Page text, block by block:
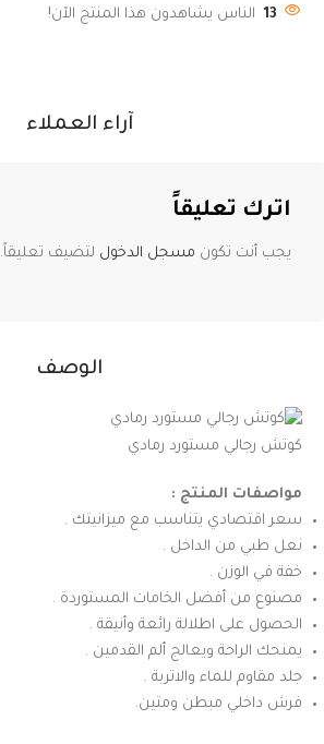
13 الناس يشاهدون هذا المنتج الآن!
الوصف
كوتش رجالي مستورد رمادي
مواصفات المنتج :
سعر اقتصادي يتناسب مع ميزانيتك .
نعل طبي من الداخل .
خفة في الوزن .
مصنوع من أفضل الخامات المستوردة .
الحصول على اطلالة رائعة وأنيقة .
يمنحك الراحة ويعالج ألم القدمين .
جلد مقاوم للماء والاتربة .
فرش داخلي مبطن ومتين.
آراء العملاء
اترك تعليقاً
يجب أنت تكون مسجل الدخول لتضيف تعليقاً.